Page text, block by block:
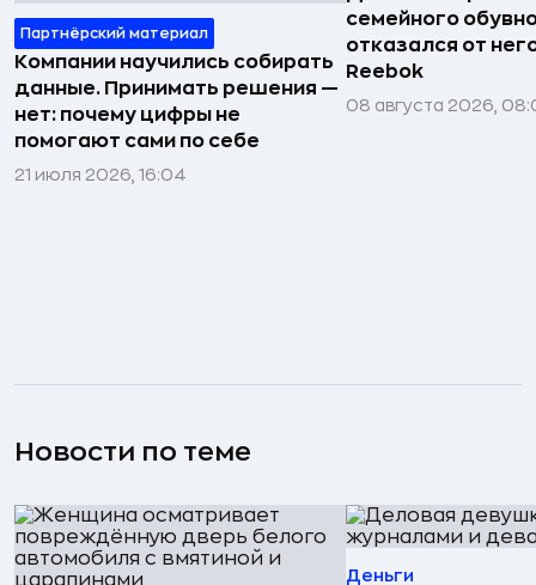
Партнёрский материал
Компании научились собирать
данные. Принимать решения —
нет: почему цифры не
помогают сами по себе
21 июля 2026, 16:04
семейного
отказался от
Reebok
08 августа 2026,
Новости по теме
Деньги